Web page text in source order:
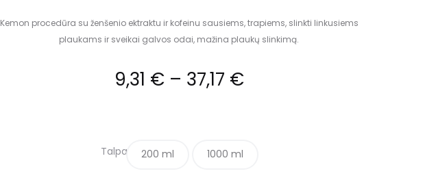
Kemon procedūra su ženšenio ektraktu ir kofeinu sausiems, trapiems, slinkti linkusiems
plaukams ir sveikai galvos odai, mažina plaukų slinkimą.
9,31 € – 37,17 €
Talpa 200 ml 1000 ml